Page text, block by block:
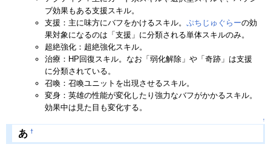
ブ効果もある支援スキル。
支援：主に味方にバフをかけるスキル。 ぷちじゅぐらーの効
果対象になるのは「支援」に分類される単体スキルのみ。
超絶強化：超絶強化スキル。
治療：HP回復スキル。なお「弱化解除」や「奇跡」は支援
に分類されている。
召喚：召喚ユニットを出現させるスキル。
変身：英雄の性能が変化したり強力なバフがかかるスキル。
効果中は見た目も変化する。
↑
あ †